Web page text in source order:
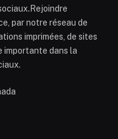
par notre réseau de
imprimées, de sites
importante dans la